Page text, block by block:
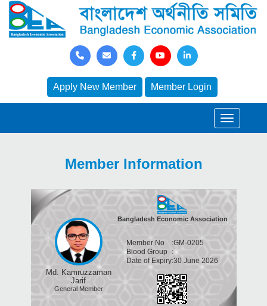
Apply New Member Member Login
Member Information
Md. Kamruzzaman
Jarif
General Member
Bangladesh Economic Association
Member No :GM-0205
Blood Group :
Date of Expiry:30 June 2026